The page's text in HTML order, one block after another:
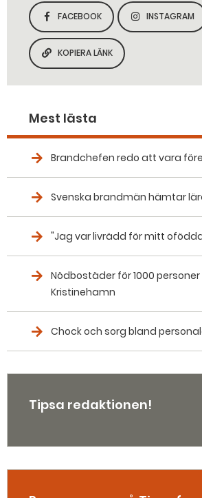
DELA SIDAN PÅ
FACEBOOK
DELA
INSTAGRAM
KOPIERA SIDANS LÄNK
KOPIERA LÄNK
Mest lästa
Brandchefen redo att vara
Svenska brandmän hämtar
"Jag var livrädd för mitt
Nödbostäder för 1000 personer
Kristinehamn
Chock och sorg bland
Tipsa redaktionen!